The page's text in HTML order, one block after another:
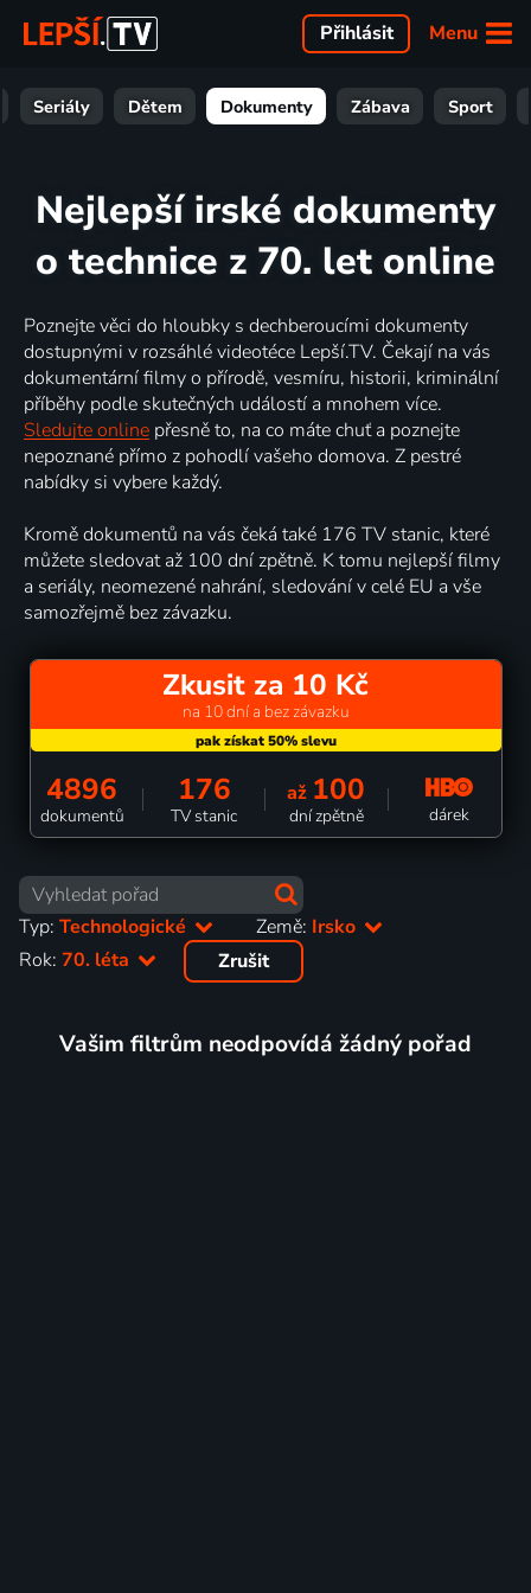
Menu
Přihlásit
Seriály Dětem Dokumenty Zábava Sport
Nejlepší irské dokumenty
o technice z 70. let online
Poznejte věci do hloubky s dechberoucími dokumenty
dostupnými v rozsáhlé videotéce Lepší.TV. Čekají na vás
dokumentární filmy o přírodě, vesmíru, historii, kriminální
příběhy podle skutečných událostí a mnohem více.
Sledujte online přesně to, na co máte chuť a poznejte
nepoznané přímo z pohodlí vašeho domova. Z pestré
nabídky si vybere každý.
Kromě dokumentů na vás čeká také 176 TV stanic, které
můžete sledovat až 100 dní zpětně. K tomu nejlepší filmy
a seriály, neomezené nahrání, sledování v celé EU a vše
samozřejmě bez závazku.
Zkusit za 10 Kč
na 10 dní a bez závazku
4896
dokumentů
176
TV stanic
až 100
dní zpětně dárek
Typ: Technologické Země: Irsko
Rok: 70. léta Zrušit
Vašim filtrům neodpovídá žádný pořad